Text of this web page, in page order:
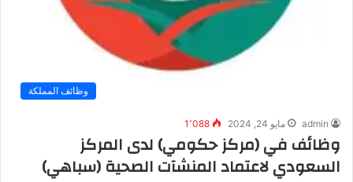
وظائف المملكة
admin مايو 24, 2024 1٬088
وظائف في (مركز حكومي) لدى المركز
السعودي لاعتماد المنشآت الصحية (سباهي)